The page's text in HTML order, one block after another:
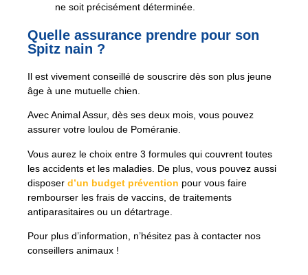
ne soit précisément déterminée.
Quelle assurance prendre pour son
Spitz nain ?
Il est vivement conseillé de souscrire dès son plus jeune
âge à une mutuelle chien.
Avec Animal Assur, dès ses deux mois, vous pouvez
assurer votre loulou de Poméranie.
Vous aurez le choix entre 3 formules qui couvrent toutes
les accidents et les maladies. De plus, vous pouvez aussi
disposer d’un budget prévention pour vous faire
rembourser les frais de vaccins, de traitements
antiparasitaires ou un détartrage.
Pour plus d’information, n’hésitez pas à contacter nos
conseillers animaux !